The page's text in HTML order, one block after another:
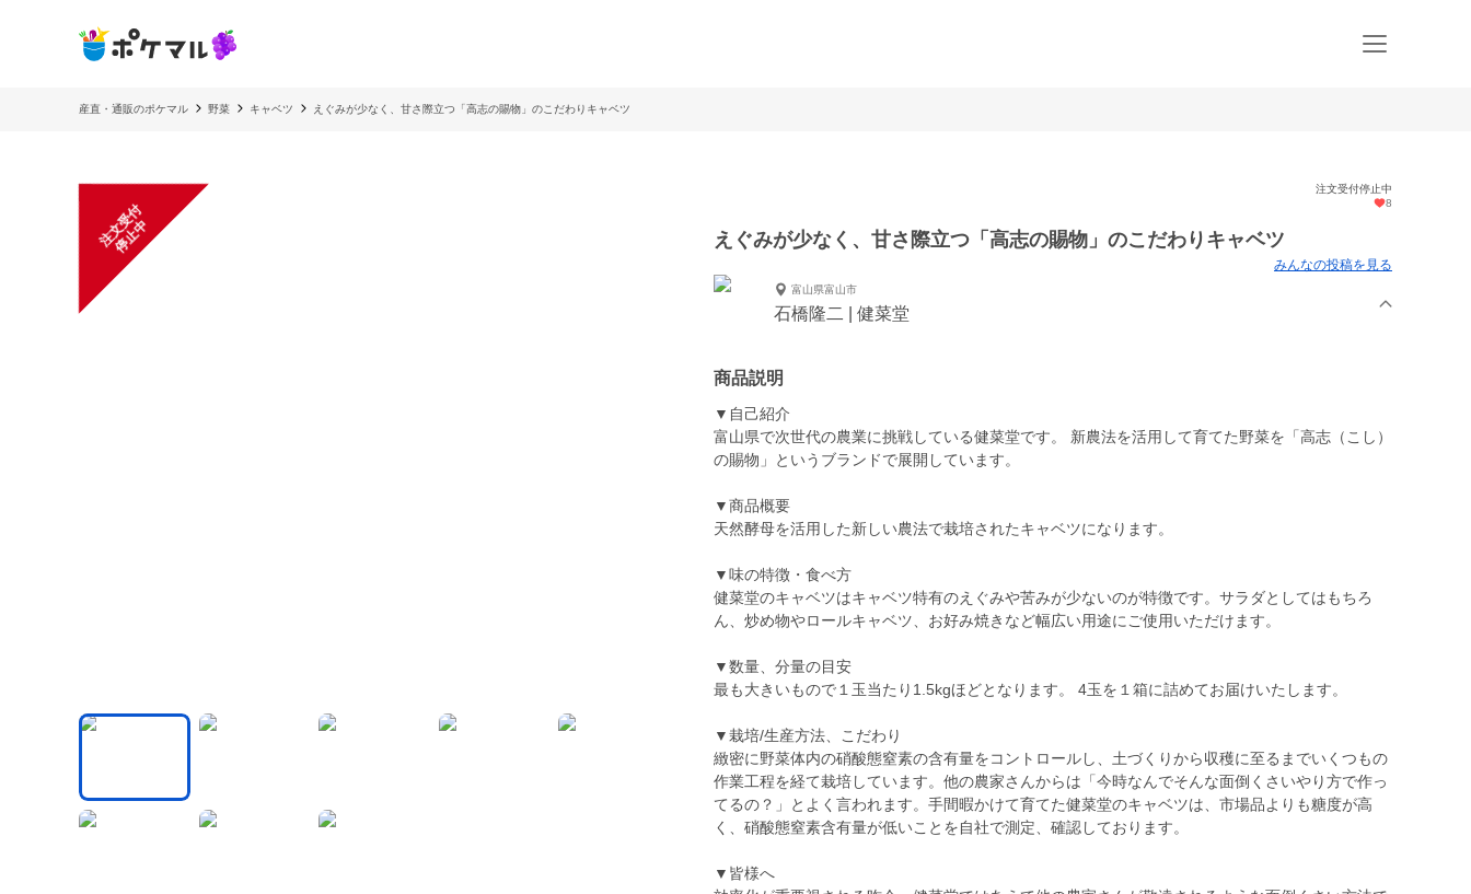
産直・通販のポケマル 野菜 キャベツ えぐみが少なく、甘さ際立つ「高志の賜物」のこだわりキャベツ
注
文
受
付
停
止
中
注文受付停止中
8
えぐみが少なく、甘さ際立つ「高志の賜物」のこだわりキャベツ
みんなの投稿を見る
富山県富山市
石橋隆二 | 健菜堂
商品説明
▼自己紹介
富山県で次世代の農業に挑戦している健菜堂です。 新農法を活用して育てた野菜を「高志（こし）
の賜物」というブランドで展開しています。
▼商品概要
天然酵母を活用した新しい農法で栽培されたキャベツになります。
▼味の特徴・食べ方
健菜堂のキャベツはキャベツ特有のえぐみや苦みが少ないのが特徴です。サラダとしてはもちろ
ん、炒め物やロールキャベツ、お好み焼きなど幅広い用途にご使用いただけます。
▼数量、分量の目安
最も大きいもので１玉当たり1.5kgほどとなります。 4玉を１箱に詰めてお届けいたします。
▼栽培/生産方法、こだわり
緻密に野菜体内の硝酸態窒素の含有量をコントロールし、土づくりから収穫に至るまでいくつもの
作業工程を経て栽培しています。他の農家さんからは「今時なんでそんな面倒くさいやり方で作っ
てるの？」とよく言われます。手間暇かけて育てた健菜堂のキャベツは、市場品よりも糖度が高
く、硝酸態窒素含有量が低いことを自社で測定、確認しております。
▼皆様へ